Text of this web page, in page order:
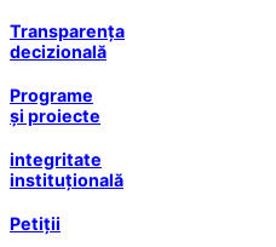
Transparența
decizională
Programe
și proiecte
integritate
instituțională
Petiții